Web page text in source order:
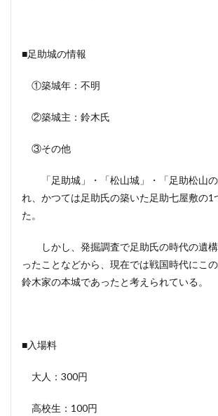
■足助城の情報
①築城年：不明
②築城主：鈴木氏
③その他
「足助城」・「松山城」・「足助松山の
れ、かつては足助氏の築いた足助七屋敷の1
た。
しかし、発掘調査で足助氏の時代の遺構
ったことなどから、現在では戦国時代にこ
鈴木家の本城であったと考えられている。
■入場料
大人：300円
高校生：100円